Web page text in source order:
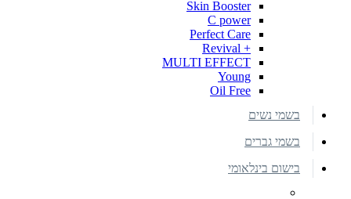
Skin Booster
C power
Perfect Care
+ Revival
MULTI EFFECT
Young
Oil Free
בשמי נשים
בשמי גברים
בישום בינלאומי